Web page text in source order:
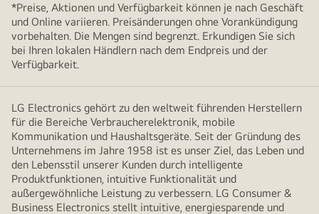
*Preise, Aktionen und Verfügbarkeit können je nach Geschäft
und Online variieren. Preisänderungen ohne Vorankündigung
vorbehalten. Die Mengen sind begrenzt. Erkundigen Sie sich
bei Ihren lokalen Händlern nach dem Endpreis und der
Verfügbarkeit.
LG Electronics gehört zu den weltweit führenden Herstellern
für die Bereiche Verbraucherelektronik, mobile
Kommunikation und Haushaltsgeräte. Seit der Gründung des
Unternehmens im Jahre 1958 ist es unser Ziel, das Leben und
den Lebensstil unserer Kunden durch intelligente
Produktfunktionen, intuitive Funktionalität und
außergewöhnliche Leistung zu verbessern. LG Consumer &
Business Electronics stellt intuitive, energiesparende und